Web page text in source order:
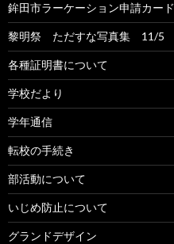
鉾田市ラーケーション申請カード
黎明祭 ただすな写真集 11/5
各種証明書について
学校だより
学年通信
転校の手続き
部活動について
いじめ防止について
グランドデザイン